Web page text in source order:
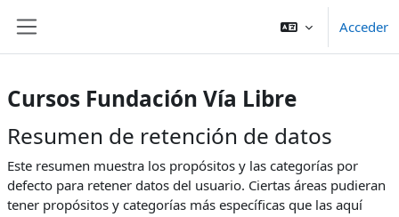
Acceder
Cursos Fundación Vía Libre
Resumen de retención de datos
Este resumen muestra los propósitos y las categorías por
defecto para retener datos del usuario. Ciertas áreas pudieran
tener propósitos y categorías más específicas que las aquí